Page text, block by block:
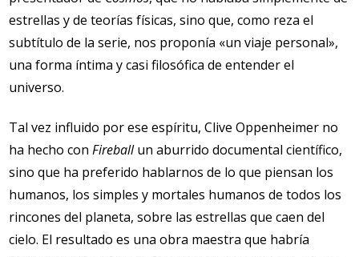
estrellas y de teorías físicas, sino que, como reza el
subtítulo de la serie, nos proponía «un viaje personal»,
una forma íntima y casi filosófica de entender el
universo.
Tal vez influido por ese espíritu, Clive Oppenheimer no
ha hecho conFireballun aburrido documental científico,
sino que ha preferido hablarnos de lo que piensan los
humanos, los simples y mortales humanos de todos los
rincones del planeta, sobre las estrellas que caen del
cielo. El resultado es una obra maestra que habría